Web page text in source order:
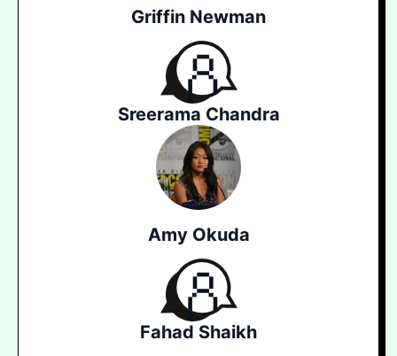
Griffin Newman
Sreerama Chandra
Amy Okuda
Fahad Shaikh